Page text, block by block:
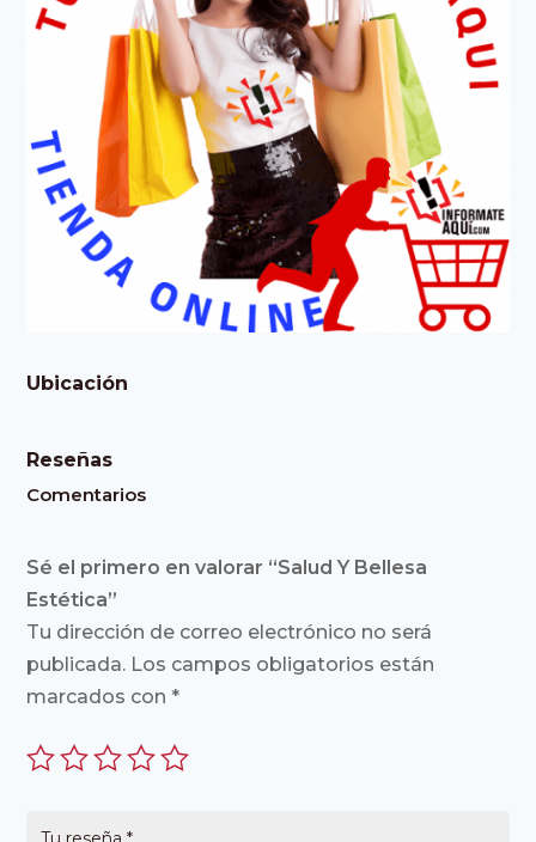
Ubicación
Reseñas
Comentarios
Sé el primero en valorar “Salud Y Bellesa
Estética”
Tu dirección de correo electrónico no será
publicada. Los campos obligatorios están
marcados con*